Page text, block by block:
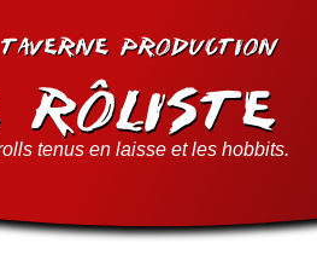
tenus en laisse et les hobbits.